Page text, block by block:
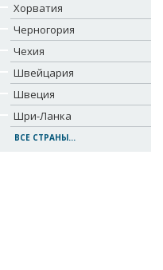
Хорватия
Черногория
Чехия
Швейцария
Швеция
Шри-Ланка
ВСЕ СТРАНЫ...